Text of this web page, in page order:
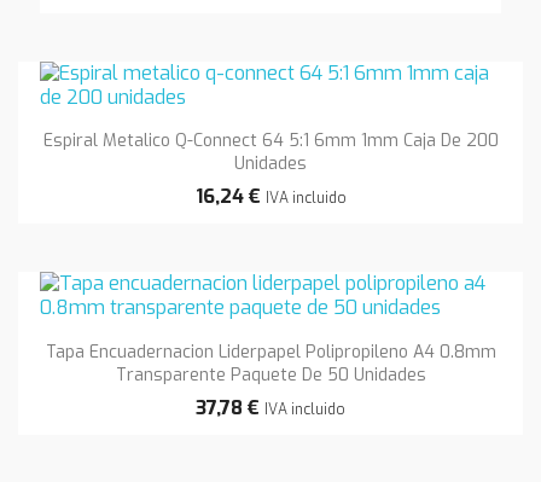
Espiral Metalico Q-Connect 64 5:1 6mm 1mm Caja De 200
Unidades
16,24 € IVA incluido
Tapa Encuadernacion Liderpapel Polipropileno A4 0.8mm
Transparente Paquete De 50 Unidades
37,78 € IVA incluido